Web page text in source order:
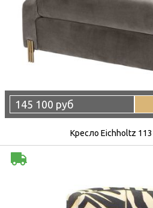
145 100 руб
Кресло Eichholtz